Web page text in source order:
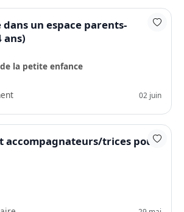
un espace parents-
ans)
la petite enfance
02 juin
accompagnateurs/trices pour